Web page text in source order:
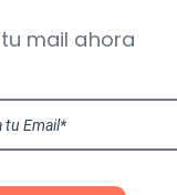
mail ahora